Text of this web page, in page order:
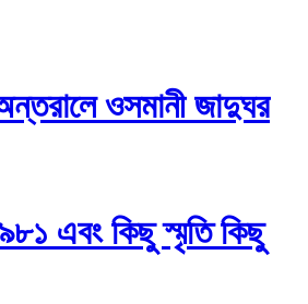
ওসমানী জাদুঘর
এবং কিছু স্মৃতি কিছু